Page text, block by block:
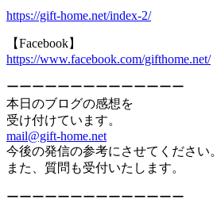
https://gift-home.net/index-2/
【Facebook】
https://www.facebook.com/gifthome.net/
ーーーーーーーーーーーーーー
本日のブログの感想を
受け付けています。
mail@gift-home.net
今後の発信の参考にさせてください。
また、質問も受付いたします。
ーーーーーーーーーーーーーー